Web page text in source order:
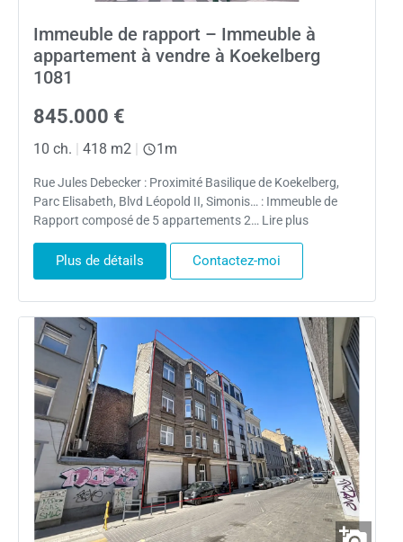
Immeuble de rapport – Immeuble à
appartement à vendre à Koekelberg
1081
845.000 €
10 ch. 418 m2 1m
Rue Jules Debecker : Proximité Basilique de Koekelberg,
Parc Elisabeth, Blvd Léopold II, Simonis… : Immeuble de
Rapport composé de 5 appartements 2… Lire plus
Plus de détails Contactez-moi